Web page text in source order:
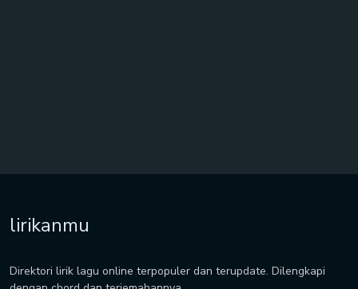
lirikanmu
Direktori lirik lagu online terpopuler dan terupdate. Dilengkapi